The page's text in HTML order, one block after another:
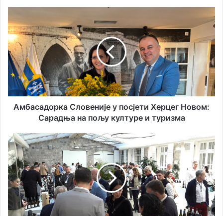
а
ш
у
е
м
а
л
е
с
у
м
б
а
с
а
д
р
л
о
в
е
н
и
е
Амбасадорка Словеније у посјети Херцег Новом:
Сарадња на пољу културе и туризма
Н
а
С
а
л
о
у